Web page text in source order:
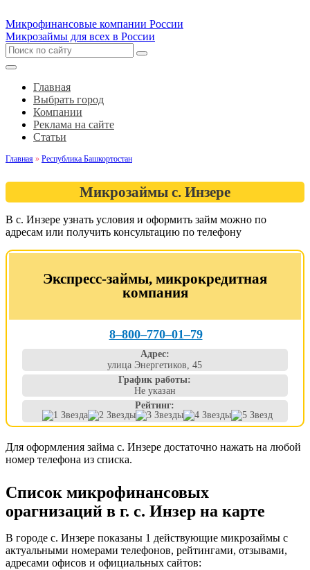
Микрофинансовые компании России
Микрозаймы для всех в России
Главная
Выбрать город
Компании
Реклама на сайте
Статьи
Главная » Республика Башкортостан
Микрозаймы с. Инзере
В с. Инзере узнать условия и оформить займ можно по
адресам или получить консультацию по телефону
Экспресс-займы, микрокредитная
компания
8‒800‒770‒01‒79
Адрес:
улица Энергетиков, 45
График работы:
Не указан
Рейтинг:
Для оформления займа с. Инзере достаточно нажать на любой
номер телефона из списка.
Список микрофинансовых
орагнизаций в г. с. Инзер на карте
В городе с. Инзере показаны 1 действующие микрозаймы с
актуальными номерами телефонов, рейтингами, отзывами,
адресами офисов и официальных сайтов: